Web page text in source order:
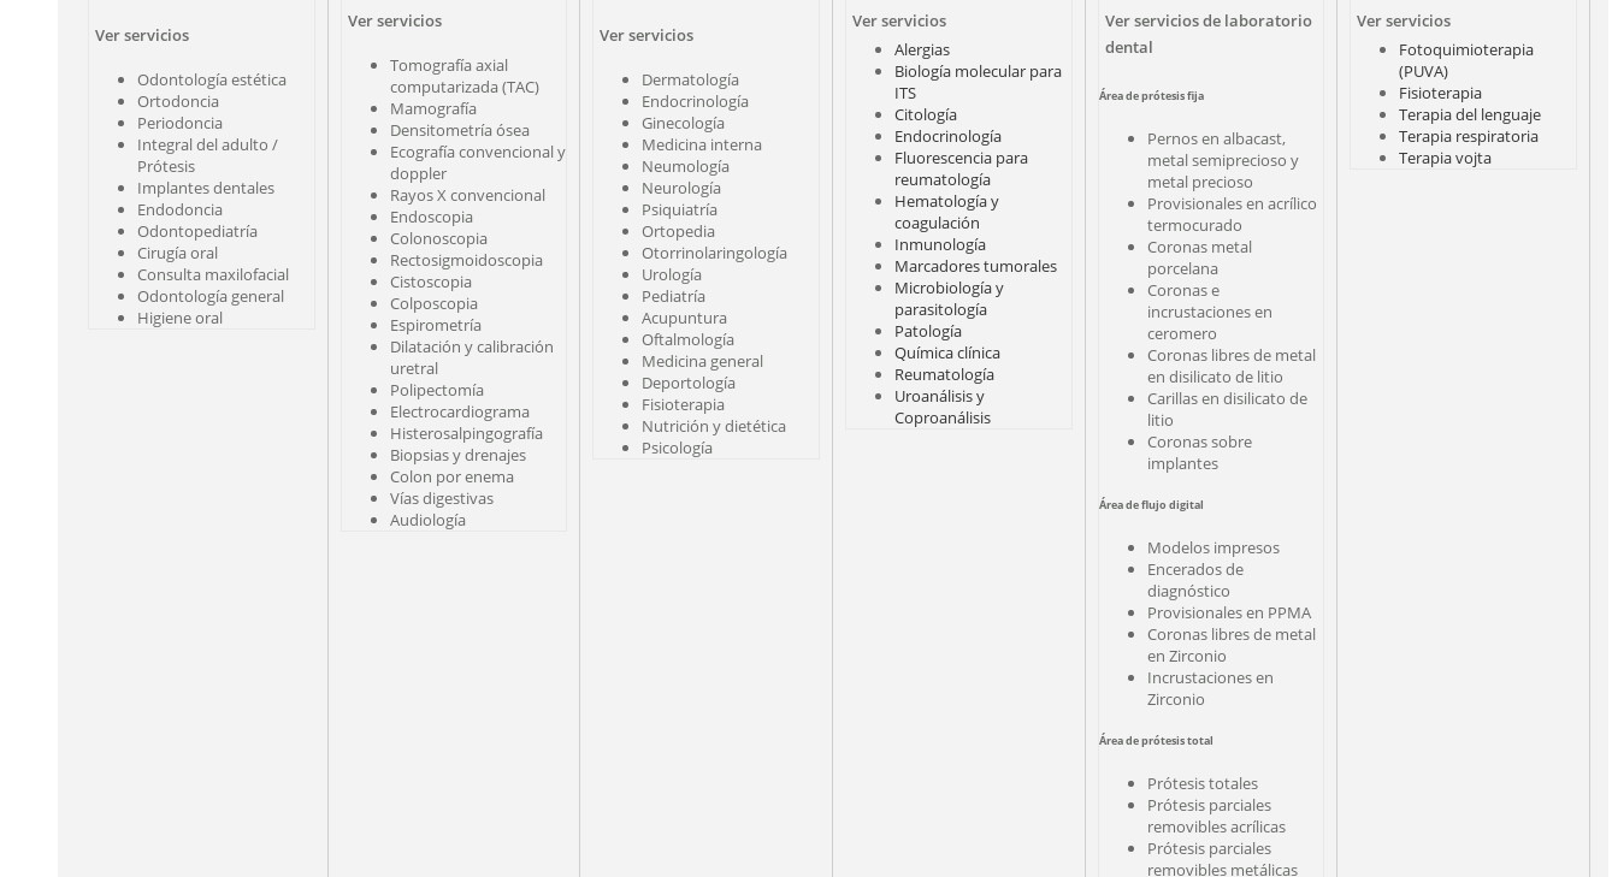
Ver servicios
Odontología estética
Ortodoncia
Periodoncia
Integral del adulto /
Prótesis
Implantes dentales
Endodoncia
Odontopediatría
Cirugía oral
Consulta maxilofacial
Odontología general
Higiene oral
Ver servicios
Tomografía axial
computarizada (TAC)
Mamografía
Densitometría ósea
Ecografía convencional y
doppler
Rayos X convencional
Endoscopia
Colonoscopia
Rectosigmoidoscopia
Cistoscopia
Colposcopia
Espirometría
Dilatación y calibración
uretral
Polipectomía
Electrocardiograma
Histerosalpingografía
Biopsias y drenajes
Colon por enema
Vías digestivas
Audiología
Ver servicios
Dermatología
Endocrinología
Ginecología
Medicina interna
Neumología
Neurología
Psiquiatría
Ortopedia
Otorrinolaringología
Urología
Pediatría
Acupuntura
Oftalmología
Medicina general
Deportología
Fisioterapia
Nutrición y dietética
Psicología
Ver servicios
Alergias
Biología molecular para
ITS
Citología
Endocrinología
Fluorescencia para
reumatología
Hematología y
coagulación
Inmunología
Marcadores tumorales
Microbiología y
parasitología
Patología
Química clínica
Reumatología
Uroanálisis y
Coproanálisis
Ver servicios de laboratorio
dental
Área de prótesis fija
Pernos en albacast,
metal semiprecioso y
metal precioso
Provisionales en acrílico
termocurado
Coronas metal
porcelana
Coronas e
incrustaciones en
ceromero
Coronas libres de metal
en disilicato de litio
Carillas en disilicato de
litio
Coronas sobre
implantes
Área de flujo digital
Modelos impresos
Encerados de
diagnóstico
Provisionales en PPMA
Coronas libres de metal
en Zirconio
Incrustaciones en
Zirconio
Área de prótesis total
Prótesis totales
Prótesis parciales
removibles acrílicas
Prótesis parciales
removibles metálicas
Ver servicios
Fotoquimioterapia
(PUVA)
Fisioterapia
Terapia del lenguaje
Terapia respiratoria
Terapia vojta